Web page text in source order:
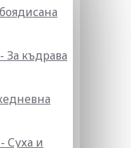
За къдрава
Суха и